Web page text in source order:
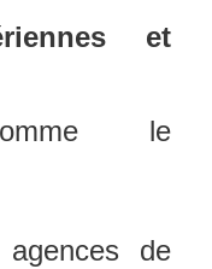
et
le
de